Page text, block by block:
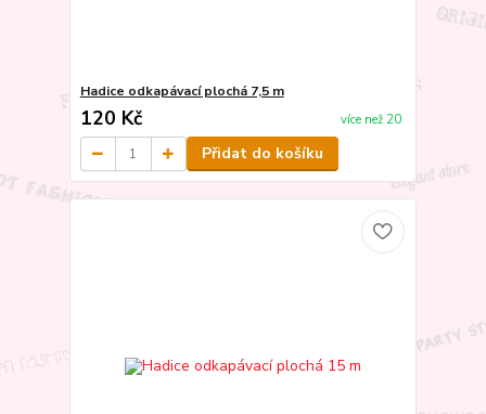
Hadice odkapávací plochá 7,5 m
120 Kč více než 20
Přidat do košíku